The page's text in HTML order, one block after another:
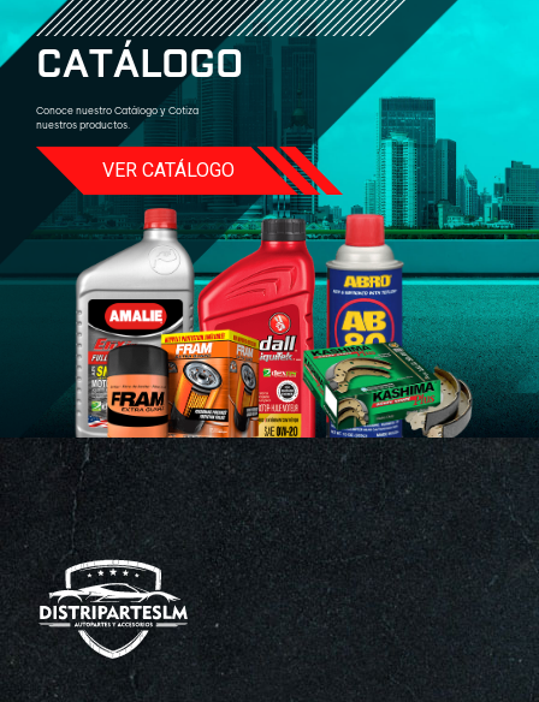
CATÁLOGO
Conoce nuestro Catálogo y Cotiza
nuestros productos.
VER CATÁLOGO